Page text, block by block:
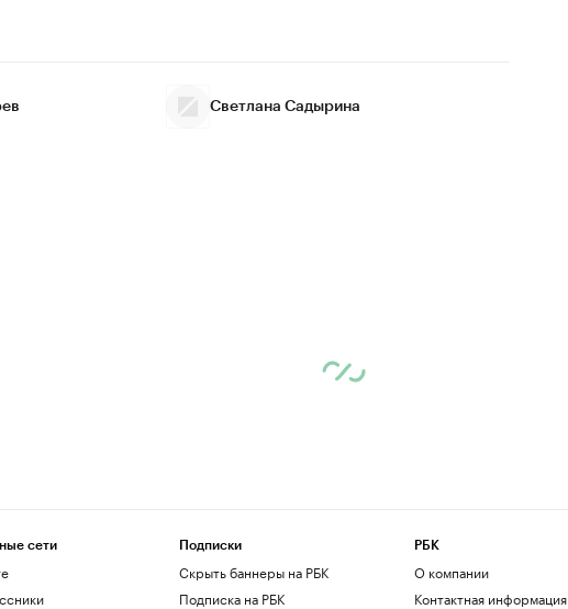
Светлана Садырина
сети Подписки
Скрыть баннеры на РБК
Подписка на РБК
РБК
О компании
Контактная информация